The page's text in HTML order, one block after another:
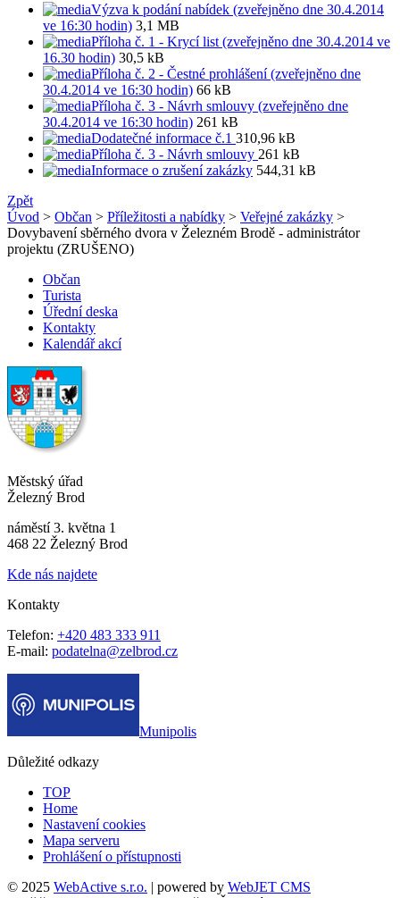
Výzva k podání nabídek (zveřejněno dne 30.4.2014
ve 16:30 hodin) 3,1 MB
Příloha č. 1 - Krycí list (zveřejněno dne 30.4.2014 ve
16.30 hodin) 30,5 kB
Příloha č. 2 - Čestné prohlášení (zveřejněno dne
30.4.2014 ve 16:30 hodin) 66 kB
Příloha č. 3 - Návrh smlouvy (zveřejněno dne
30.4.2014 ve 16:30 hodin) 261 kB
Dodatečné informace č.1 310,96 kB
Příloha č. 3 - Návrh smlouvy 261 kB
Informace o zrušení zakázky 544,31 kB
Zpět
Úvod > Občan > Příležitosti a nabídky > Veřejné zakázky >
Dovybavení sběrného dvora v Železném Brodě - administrátor
projektu (ZRUŠENO)
Občan
Turista
Úřední deska
Kontakty
Kalendář akcí
Městský úřad
Železný Brod
náměstí 3. května 1
468 22 Železný Brod
Kde nás najdete
Kontakty
Telefon: +420 483 333 911
E-mail: podatelna@zelbrod.cz
Munipolis
Důležité odkazy
TOP
Home
Nastavení cookies
Mapa serveru
Prohlášení o přístupnosti
© 2025 WebActive s.r.o. | powered by WebJET CMS